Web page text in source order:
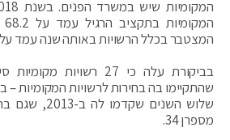
המצטבר בכלל הרשויות באותה שנה עמד על 3.7 מיליארד ש"ח.
שהתקיימו בה בחירות לרשויות המקומיות –
שלוש השנים
מספרן 34.